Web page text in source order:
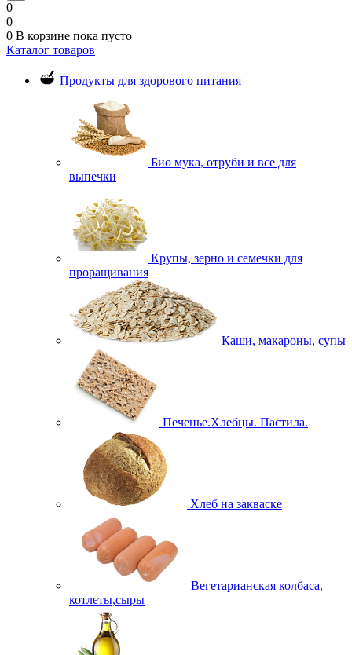
0
0
0 В корзине пока пусто
Каталог товаров
Продукты для здорового питания
Био мука, отруби и все для
выпечки
Крупы, зерно и семечки для
проращивания
Каши, макароны, супы
Печенье.Хлебцы. Пастила.
Хлеб на закваске
Вегетарианская колбаса,
котлеты,сыры